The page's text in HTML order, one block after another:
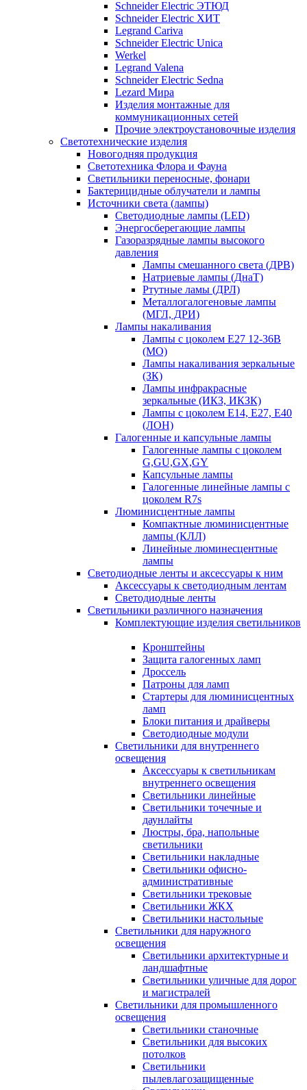
Schneider Electric ЭТЮД
Schneider Electric ХИТ
Legrand Cariva
Schneider Electric Unica
Werkel
Legrand Valena
Schneider Electric Sedna
Lezard Мира
Изделия монтажные для
коммуникационных сетей
Прочие электроустановочные изделия
Светотехнические изделия
Новогодняя продукция
Светотехника Флора и Фауна
Светильники переносные, фонари
Бактерицидные облучатели и лампы
Источники света (лампы)
Светодиодные лампы (LED)
Энергосберегающие лампы
Газоразрядные лампы высокого
давления
Лампы смешанного света (ДРВ)
Натриевые лампы (ДнаТ)
Ртутные ламы (ДРЛ)
Металлогалогеновые лампы
(МГЛ, ДРИ)
Лампы накаливания
Лампы с цоколем Е27 12-36В
(МО)
Лампы накаливания зеркальные
(ЗК)
Лампы инфракрасные
зеркальные (ИКЗ, ИКЗК)
Лампы с цоколем Е14, Е27, Е40
(ЛОН)
Галогенные и капсульные лампы
Галогенные лампы с цоколем
G,GU,GX,GY
Капсульные лампы
Галогенные линейные лампы с
цоколем R7s
Люминисцентные лампы
Компактные люминисцентные
лампы (КЛЛ)
Линейные люминесцентные
лампы
Светодиодные ленты и аксессуары к ним
Аксессуары к светодиодным лентам
Светодиодные ленты
Светильники различного назначения
Комплектующие изделия светильников
Кронштейны
Защита галогенных ламп
Дроссель
Патроны для ламп
Стартеры для люминисцентных
ламп
Блоки питания и драйверы
Светодиодные модули
Светильники для внутреннего
освещения
Аксессуары к светильникам
внутреннего освещения
Светильники линейные
Светильники точечные и
даунлайты
Люстры, бра, напольные
светильники
Светильники накладные
Светильники офисно-
административные
Светильники трековые
Светильники ЖКХ
Светильники настольные
Светильники для наружного
освещения
Светильники архитектурные и
ландшафтные
Светильники уличные для дорог
и магистралей
Светильники для промышленного
освещения
Светильники станочные
Светильники для высоких
потолков
Светильники
пылевлагозащищенные